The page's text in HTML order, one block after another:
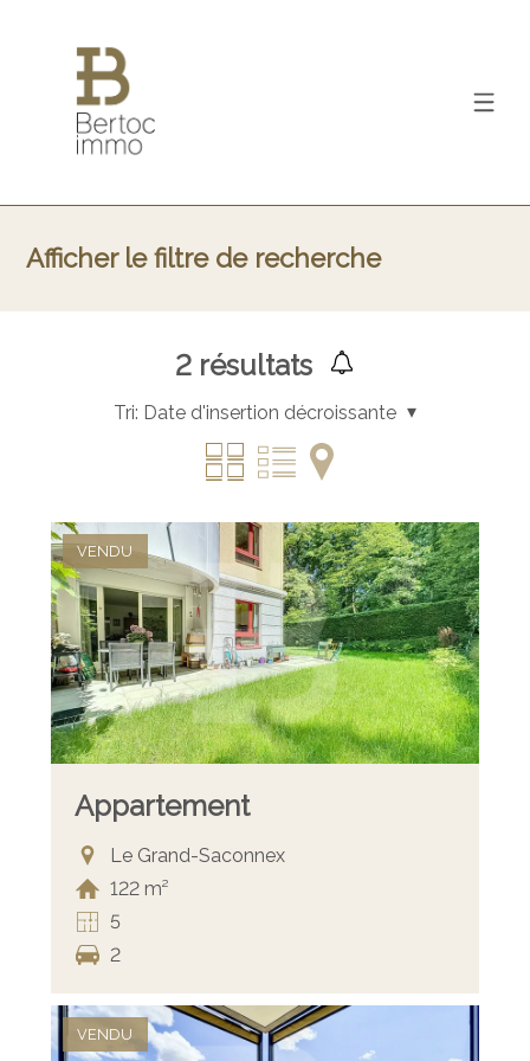
Afficher le filtre de recherche
2 résultats
Tri: Date d'insertion décroissante
VENDU
Appartement
Le Grand-Saconnex
122 m²
5
2
VENDU